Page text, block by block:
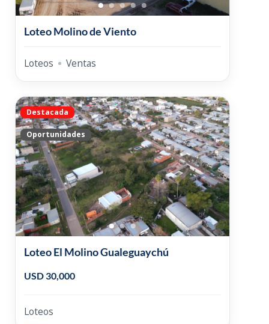
Loteo Molino de Viento
Loteos Ventas
Destacada
Oportunidades
Loteo El Molino Gualeguaychú
USD 30,000
Loteos